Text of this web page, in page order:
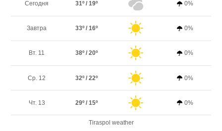
Сегодня 31º / 19º 0%
Завтра 33º / 16º 0%
Вт. 11 38º / 20º 0%
Ср. 12 32º / 22º 0%
Чт. 13 29º / 15º 0%
Tiraspol weather